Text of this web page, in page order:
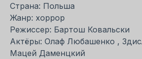
Страна: Польша
Жанр: хоррор
Режиссер: Бартош Ковальски
Актёры: Олаф Любашенко ,
Мацей Даменцкий